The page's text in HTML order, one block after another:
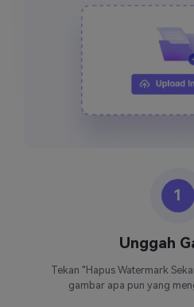
1
Unggah
Tekan "Hapus Watermark
gambar apa pun yang